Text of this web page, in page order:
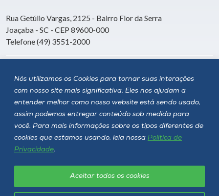
Nós utilizamos os Cookies para tornar suas interações
com nosso site mais significativa. Eles nos ajudam a
entender melhor como nosso website está sendo usado,
assim podemos entregar conteúdo sob medida para
você. Para mais informações sobre os tipos diferentes de
cookies que estamos usando, leia nossa Política de
Privacidade.
Aceitar todos os cookies
Rua Getúlio Vargas, 2125 - Bairro Flor da Serra
Joaçaba - SC - CEP 89600-000
Telefone (49) 3551-2000
Siga a Unoesc
Política de privacidade LGPD